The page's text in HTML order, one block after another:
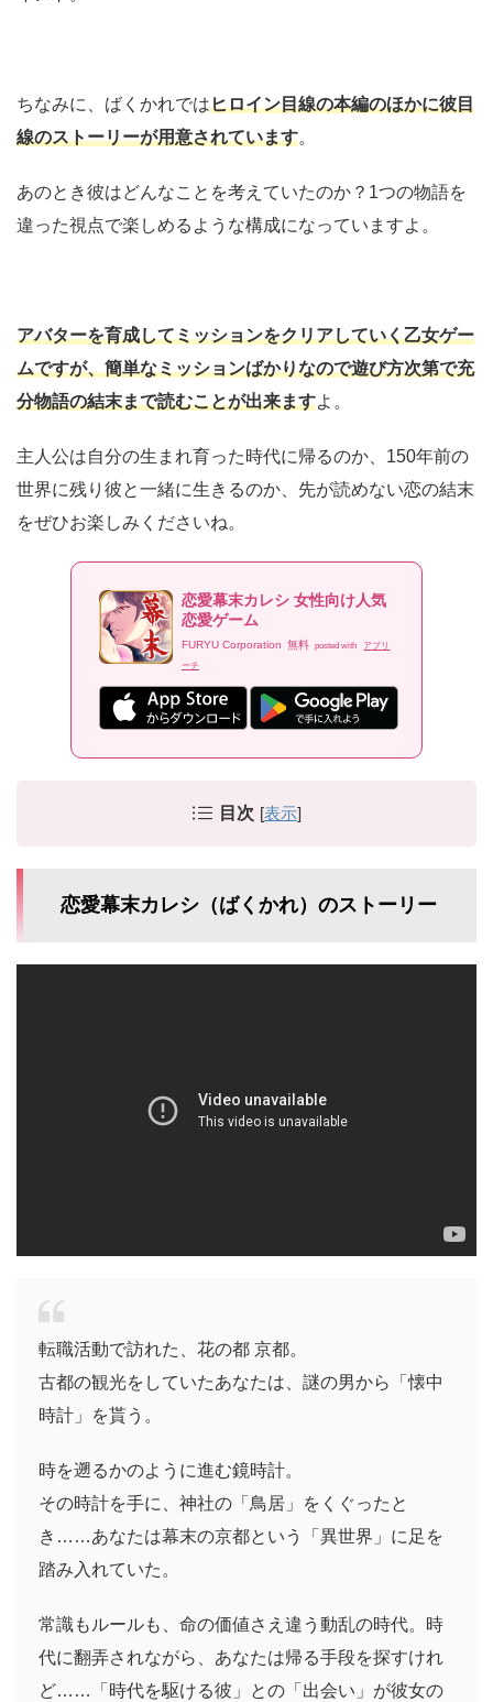
ちなみに、ばくかれではヒロイン目線の本編のほかに彼目
線のストーリーが用意されています。
あのとき彼はどんなことを考えていたのか？1つの物語を
違った視点で楽しめるような構成になっていますよ。
アバターを育成してミッションをクリアしていく乙女ゲー
ムですが、簡単なミッションばかりなので遊び方次第で充
分物語の結末まで読むことが出来ますよ。
主人公は自分の生まれ育った時代に帰るのか、150年前の
世界に残り彼と一緒に生きるのか、先が読めない恋の結末
をぜひお楽しみくださいね。
恋愛幕末カレシ 女性向け人気
恋愛ゲーム
FURYU Corporation 無料 posted with
アプリ
ーチ
目次 [表示]
恋愛幕末カレシ（ばくかれ）のストーリー
転職活動で訪れた、花の都 京都。
古都の観光をしていたあなたは、謎の男から「懐中
時計」を貰う。
時を遡るかのように進む鏡時計。
その時計を手に、神社の「鳥居」をくぐったと
き……あなたは幕末の京都という「異世界」に足を
踏み入れていた。
常識もルールも、命の価値さえ違う動乱の時代。時
代に翻弄されながら、あなたは帰る手段を探すけれ
ど……「時代を駆ける彼」との「出会い」が彼女の